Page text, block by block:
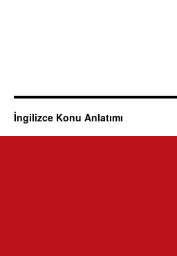
İngilizce Konu Anlatımı